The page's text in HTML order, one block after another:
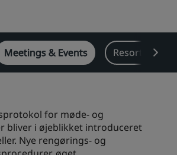
Meetings & Events Resorter
for møde- og
bliver i øjeblikket introduceret
Nye rengørings- og